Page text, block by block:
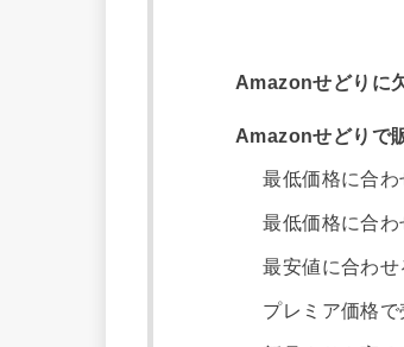
Amazonせどりに
Amazonせどりで
最低価格に合
最低価格に合
最安値に合わ
プレミア価格